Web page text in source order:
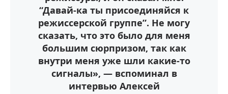
“Давай-ка ты присоединяйся к
режиссерской группе”. Не могу
сказать, что это было для меня
большим сюрпризом, так как
внутри меня уже шли какие-то
сигналы», — вспоминал в
интервью Алексей